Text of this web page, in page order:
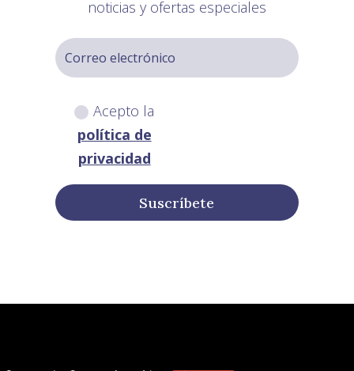
noticias y ofertas especiales
Acepto la
política de
privacidad
Suscríbete